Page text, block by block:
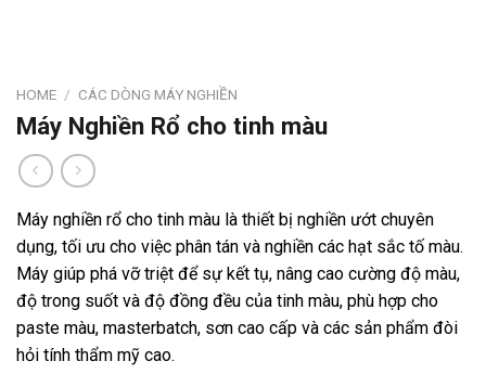
HOME / CÁC DÒNG MÁY NGHIỀN
Máy Nghiền Rổ cho tinh màu
Máy nghiền rổ cho tinh màu là thiết bị nghiền ướt chuyên
dụng, tối ưu cho việc phân tán và nghiền các hạt sắc tố màu.
Máy giúp phá vỡ triệt để sự kết tụ, nâng cao cường độ màu,
độ trong suốt và độ đồng đều của tinh màu, phù hợp cho
paste màu, masterbatch, sơn cao cấp và các sản phẩm đòi
hỏi tính thẩm mỹ cao.